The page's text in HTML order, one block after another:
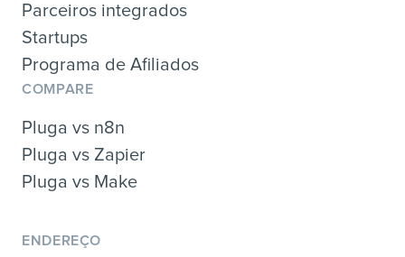
Parceiros integrados
Startups
Programa de Afiliados
COMPARE
Pluga vs n8n
Pluga vs Zapier
Pluga vs Make
ENDEREÇO